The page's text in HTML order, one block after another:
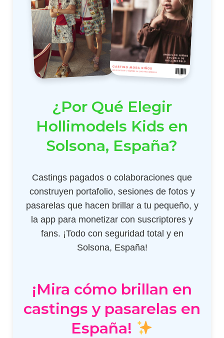
¿Por Qué Elegir
Hollimodels Kids en
Solsona, España?
Castings pagados o colaboraciones que
construyen portafolio, sesiones de fotos y
pasarelas que hacen brillar a tu pequeño, y
la app para monetizar con suscriptores y
fans. ¡Todo con seguridad total y en
Solsona, España!
¡Mira cómo brillan en
castings y pasarelas en
España!